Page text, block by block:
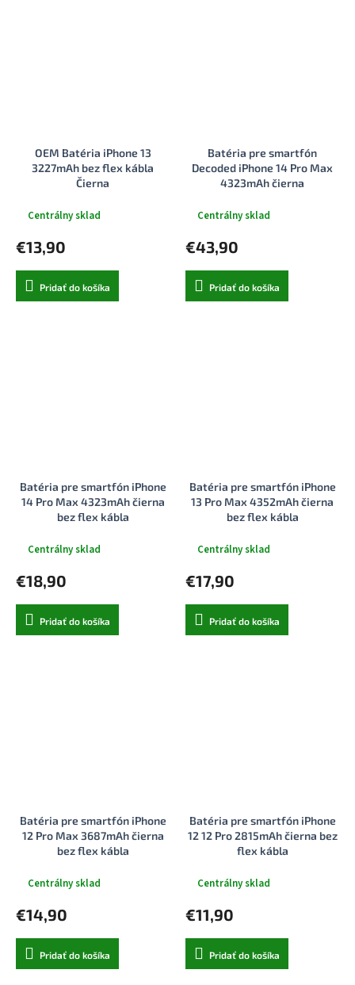
OEM Batéria iPhone 13
3227mAh bez flex kábla
Čierna
Centrálny sklad
€13,90
Pridať do košíka
Batéria pre smartfón
Decoded iPhone 14 Pro Max
4323mAh čierna
Centrálny sklad
€43,90
Pridať do košíka
Batéria pre smartfón iPhone
14 Pro Max 4323mAh čierna
bez flex kábla
Centrálny sklad
€18,90
Pridať do košíka
Batéria pre smartfón iPhone
13 Pro Max 4352mAh čierna
bez flex kábla
Centrálny sklad
€17,90
Pridať do košíka
Batéria pre smartfón iPhone
12 Pro Max 3687mAh čierna
bez flex kábla
Centrálny sklad
€14,90
Pridať do košíka
Batéria pre smartfón iPhone
12 12 Pro 2815mAh čierna bez
flex kábla
Centrálny sklad
€11,90
Pridať do košíka